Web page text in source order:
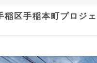
区手稲本町プロジェ